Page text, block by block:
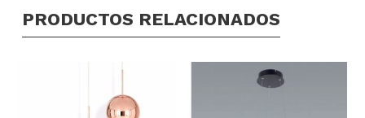
PRODUCTOS RELACIONADOS